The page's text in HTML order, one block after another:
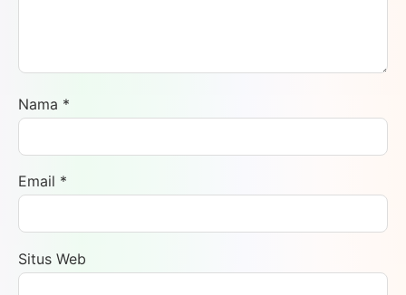
Nama *
Email *
Situs Web